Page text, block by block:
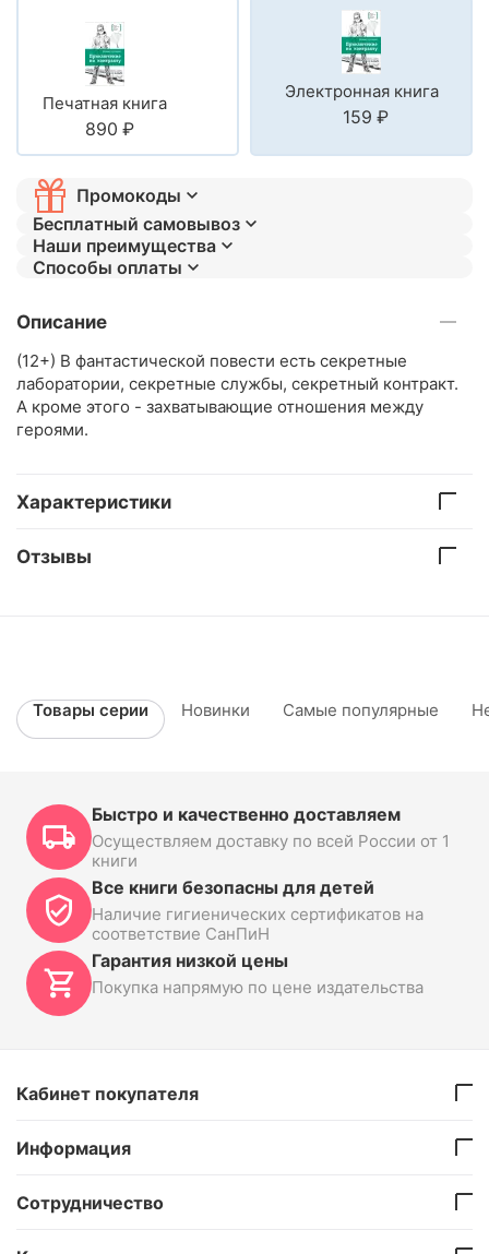
Печатная книга
‍890‍ ₽
Электронная книга
‍159‍ ₽
Промокоды
Бесплатный самовывоз
Наши преимущества
Способы оплаты
Описание
(12+) В фантастической повести есть секретные
лаборатории, секретные службы, секретный контракт.
А кроме этого - захватывающие отношения между
героями.
Характеристики
Отзывы
Товары серии Новинки Самые популярные
Быстро и качественно доставляем
Осуществляем доставку по всей России от 1
книги
Все книги безопасны для детей
Наличие гигиенических сертификатов на
соответствие СанПиН
Гарантия низкой цены
Покупка напрямую по цене издательства
Кабинет покупателя
Информация
Сотрудничество